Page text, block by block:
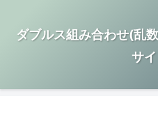
ダブルス組み合わせ(乱
サイ